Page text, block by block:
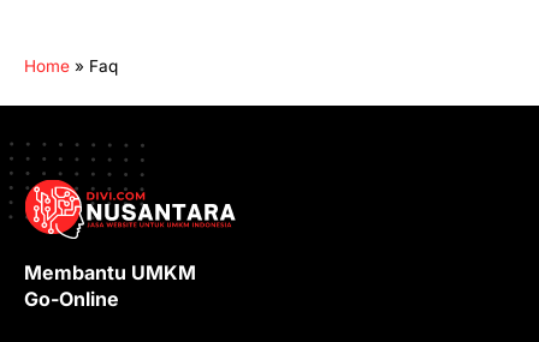
Home » Faq
Membantu UMKM
Go-Online